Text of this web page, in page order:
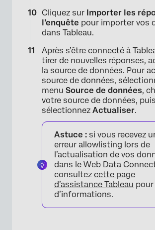
Cliquez sur Importer les
l’enquête pour importer vos
dans Tableau.
Après s’être connecté à
tirer de nouvelles réponses,
la source de données. Pour
source de données,
menu Source de données,
votre source de données, puis
sélectionnez Actualiser.
Astuce : si vous recevez
erreur allowlisting lors de
l’actualisation de vos
dans le Web Data
consultez cette page
d’assistance Tableau
d’informations.